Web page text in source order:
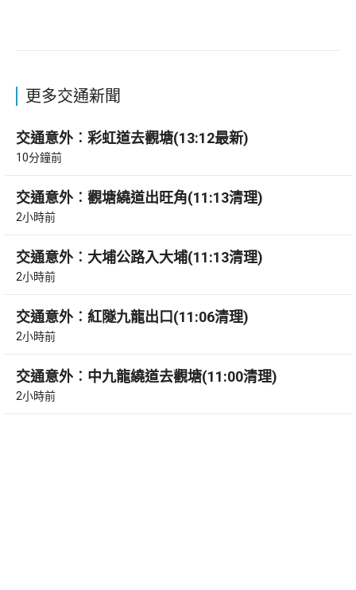
更多交通新聞
交通意外︰彩虹道去觀塘(13:12最新)
10分鐘前
交通意外︰觀塘繞道出旺角(11:13清理)
2小時前
交通意外︰大埔公路入大埔(11:13清理)
2小時前
交通意外︰紅隧九龍出口(11:06清理)
2小時前
交通意外︰中九龍繞道去觀塘(11:00清理)
2小時前